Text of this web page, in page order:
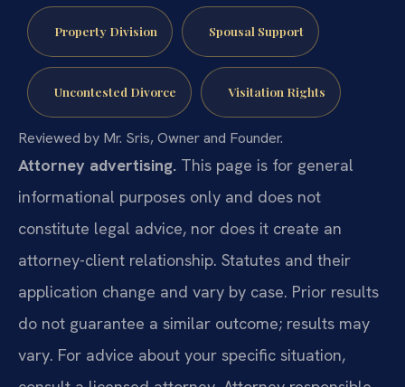
Property Division Spousal Support
Uncontested Divorce Visitation Rights
Reviewed by Mr. Sris, Owner and Founder.
Attorney advertising. This page is for general
informational purposes only and does not
constitute legal advice, nor does it create an
attorney-client relationship. Statutes and their
application change and vary by case. Prior results
do not guarantee a similar outcome; results may
vary. For advice about your specific situation,